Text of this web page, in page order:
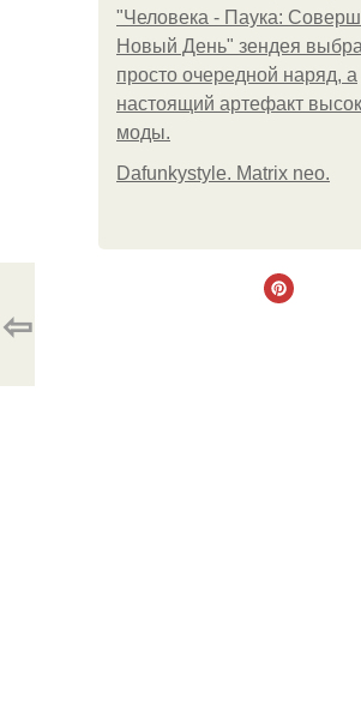
"Человека - Паука:
Новый День" зендея
просто очередной наряд, а
настоящий артефакт
моды.
Dafunkystyle. Matrix neo.
⇦